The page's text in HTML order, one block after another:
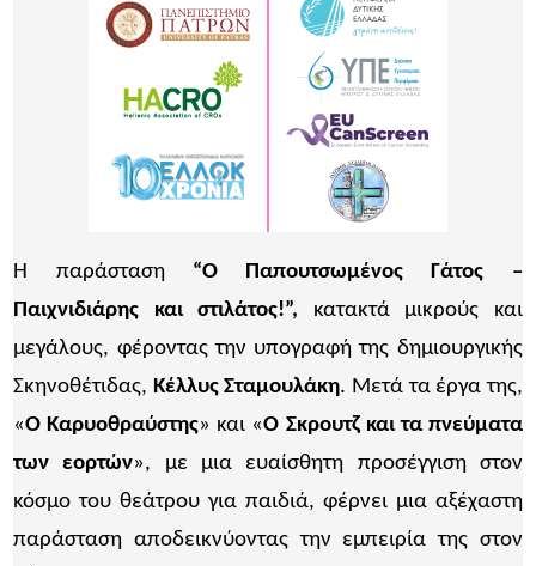
Η παράσταση “Ο Παπουτσωμένος Γάτος –
Παιχνιδιάρης και στιλάτος!”, κατακτά μικρούς και
μεγάλους, φέροντας την υπογραφή της δημιουργικής
Σκηνοθέτιδας, Κέλλυς Σταμουλάκη. Μετά τα έργα της,
«Ο Καρυοθραύστης» και «Ο Σκρουτζ και τα πνεύματα
των εορτών», με μια ευαίσθητη προσέγγιση στον
κόσμο του θεάτρου για παιδιά, φέρνει μια αξέχαστη
παράσταση αποδεικνύοντας την εμπειρία της στον